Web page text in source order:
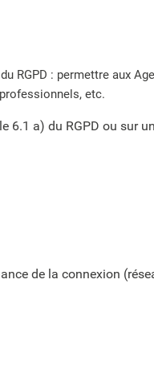
RGPD : permettre aux
etc.
6.1 a) du RGPD ou sur
de la connexion